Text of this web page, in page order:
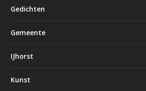
Gedichten
Gemeente
IJhorst
Kunst